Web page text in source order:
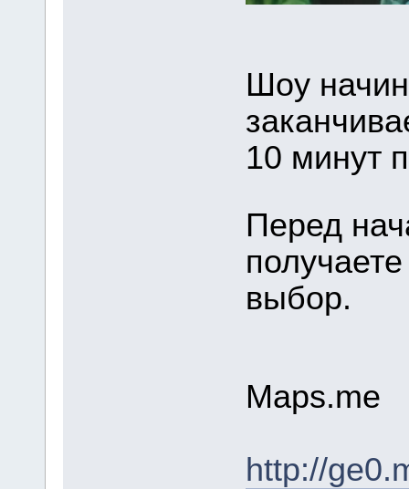
Шоу
10 минут
Перед
выбор.
Maps.me
http://